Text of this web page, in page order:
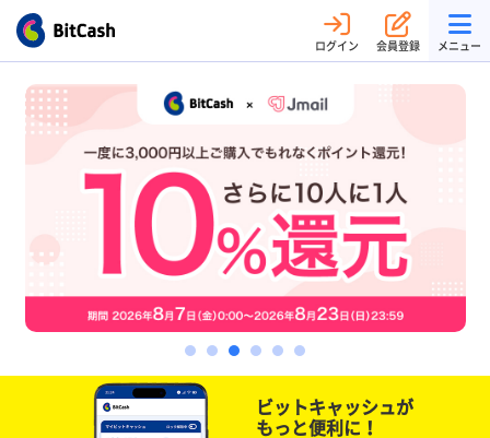
ログイン 会員登録 メニュー
ビットキャッシュが
もっと便利に！